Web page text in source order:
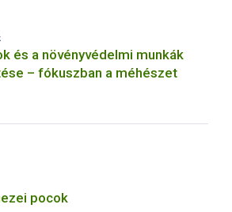
és a növényvédelmi munkák
– fókuszban a méhészet
pocok